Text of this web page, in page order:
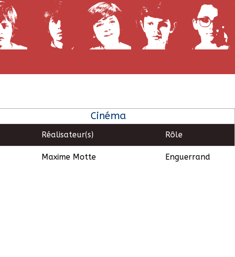
Cinéma
Réalisateur(s) Rôle
Maxime Motte Enguerrand